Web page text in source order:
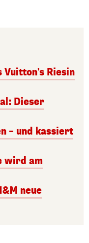
Vuitton's Riesin
Dieser
– und kassiert
wird am
neue